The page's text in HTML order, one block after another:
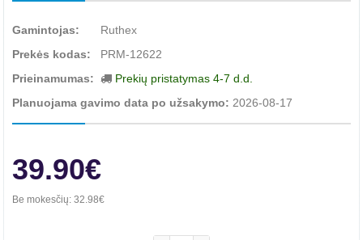
Gamintojas:
Ruthex
Prekės kodas:
PRM-12622
Prieinamumas:
Prekių pristatymas 4-7 d.d.
Planuojama gavimo data po užsakymo: 2026-08-17
39.90€
Be mokesčių: 32.98€